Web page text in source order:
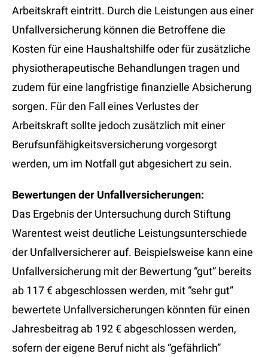
Arbeitskraft eintritt. Durch die Leistungen aus einer
Unfallversicherung können die Betroffene die
Kosten für eine Haushaltshilfe oder für zusätzliche
physiotherapeutische Behandlungen tragen und
zudem für eine langfristige finanzielle Absicherung
sorgen. Für den Fall eines Verlustes der
Arbeitskraft sollte jedoch zusätzlich mit einer
Berufsunfähigkeitsversicherung vorgesorgt
werden, um im Notfall gut abgesichert zu sein.
Bewertungen der Unfallversicherungen:
Das Ergebnis der Untersuchung durch Stiftung
Warentest weist deutliche Leistungsunterschiede
der Unfallversicherer auf. Beispielsweise kann eine
Unfallversicherung mit der Bewertung “gut” bereits
ab 117 € abgeschlossen werden, mit “sehr gut”
bewertete Unfallversicherungen könnten für einen
Jahresbeitrag ab 192 € abgeschlossen werden,
sofern der eigene Beruf nicht als “gefährlich”